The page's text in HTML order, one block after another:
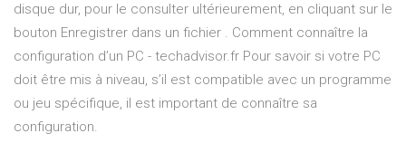
disque dur, pour le consulter ultérieurement, en cliquant sur le
bouton Enregistrer dans un fichier . Comment connaître la
configuration d’un PC - techadvisor.fr Pour savoir si votre PC
doit être mis à niveau, s’il est compatible avec un programme
ou jeu spécifique, il est important de connaître sa
configuration.